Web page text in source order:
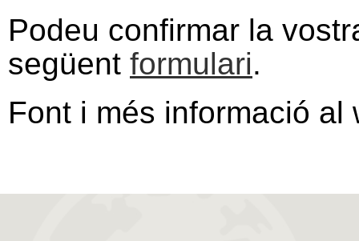
Podeu confirmar la
següent formulari.
Font i més informació al